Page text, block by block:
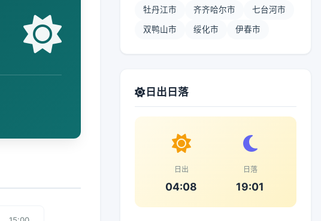
牡丹江市 齐齐哈尔市 七台河市
双鸭山市 绥化市 伊春市
日出日落
日出
04:08
日落
19:01